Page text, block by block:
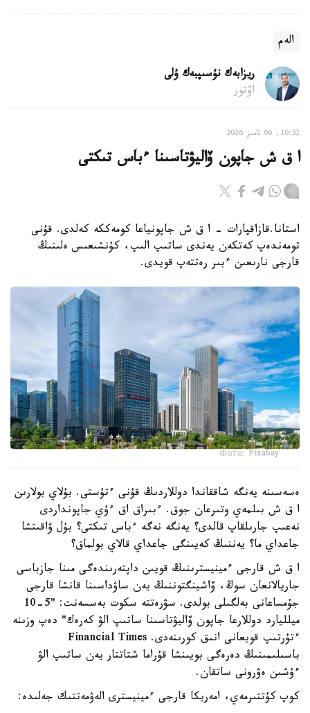
الەم
ريزابەك نۇسىپبەك ۇلى
اۆتور
10:52, 06 تامىز 2026
ا ق ش جاپون ۆاليۋتاسىنا ءباس تىكتى
استانا.قازاقپارات - ا ق ش جاپونياعا كومەككە كەلدى. قۇنى
تومەندەپ كەتكەن يەندى ساتىپ الىپ، كۇنشىعىس ەلىنىڭ
قارجى نارىعىن ءبىر رەتتەپ قويدى.
Фото: Pixabay
ەسەسىنە يەنگە شاققاندا دوللاردىڭ قۇنى ءتۇستى. بۇلاي بولارىن
ا ق ش بىلمەي وتىرعان جوق. ءبىراق اق ءۇي جاپونداردى
نەعىپ جارىلقاپ قالدى؟ يەنگە نەگە ءباس تىكتى؟ بۇل ۋاقىتشا
جاعداي ما؟ يەننىڭ كەيىنگى جاعداي قالاي بولماق؟
ا ق ش قارجى ءمينيسترىنىڭ قويىن داپتەرىندەگى مىنا جازباسى
جاريالانعان سوڭ، ۆاشينگتوننىڭ يەن ساۋداسىنا قانشا قارجى
جۇمساعانى بەلگىلى بولدى. سۋرەتتە سكوت بەسسەنت: "5-10
ميلليارد دوللارعا جاپون ۆاليۋتاسىنا ساتىپ الۋ كەرەك" دەپ وزىنە
ءتۇرتىپ قويعانى انىق كورىنەدى. Financial Times
باسىلىمىنىڭ دەرەگى بويىنشا قۇراما شتاتتار يەن ساتىپ الۋ
ءۇشىن ەۋرونى ساتقان.
كوپ كۇتتىرمەي، امەريكا قارجى ءمينيسترى الەۋمەتتىك جەلىدە: